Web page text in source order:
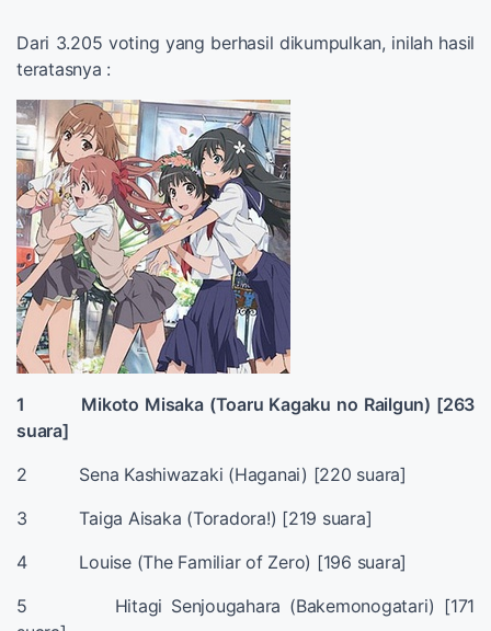
Dari 3.205 voting yang berhasil dikumpulkan, inilah hasil
teratasnya :
1 Mikoto Misaka (Toaru Kagaku no Railgun) [263
suara]
2 Sena Kashiwazaki (Haganai) [220 suara]
3 Taiga Aisaka (Toradora!) [219 suara]
4 Louise (The Familiar of Zero) [196 suara]
5 Hitagi Senjougahara (Bakemonogatari) [171